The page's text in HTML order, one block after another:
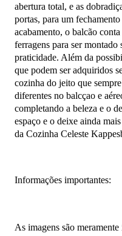
abertura total, e as
portas, para um
acabamento, o balcão
ferragens para ser
praticidade. Além da
que podem ser adquiridos
cozinha do jeito que
diferentes no balcçao e
completando a beleza e o
espaço e o deixe ainda
da Cozinha Celeste
Informações importantes:
As imagens são